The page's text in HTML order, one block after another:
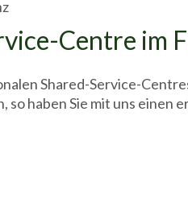
Centre im
Shared-Service-
haben Sie mit uns